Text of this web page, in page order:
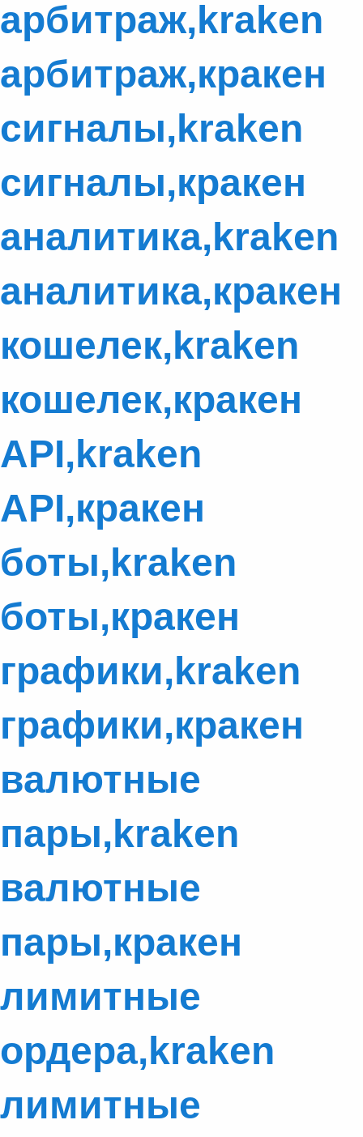
арбитраж,kraken
арбитраж,кракен
сигналы,kraken
сигналы,кракен
аналитика,kraken
аналитика,кракен
кошелек,kraken
кошелек,кракен
API,kraken
API,кракен
боты,kraken
боты,кракен
графики,kraken
графики,кракен
валютные
пары,kraken
валютные
пары,кракен
лимитные
ордера,kraken
лимитные